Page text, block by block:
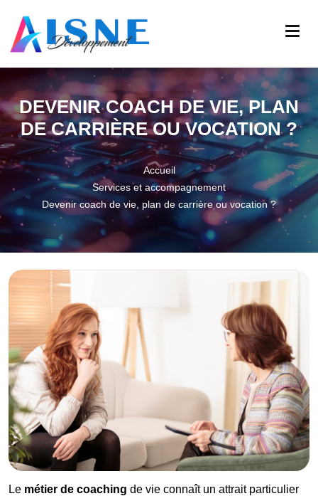
DEVENIR COACH DE VIE, PLAN
DE CARRIÈRE OU VOCATION ?
Accueil
Services et accompagnement
Devenir coach de vie, plan de carrière ou vocation ?
Le métier de coaching de vie connaît un attrait particulier